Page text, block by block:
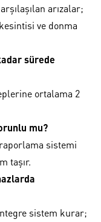
arızalar;
ve donma
sürede
ortalama 2
mu?
sistemi
taşır.
sistem kurar;